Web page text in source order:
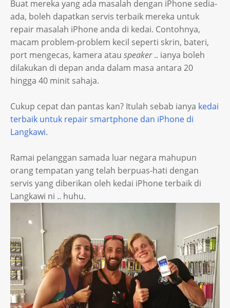
Buat mereka yang ada masalah dengan iPhone sedia-
ada, boleh dapatkan servis terbaik mereka untuk
repair masalah iPhone anda di kedai. Contohnya,
macam problem-problem kecil seperti skrin, bateri,
port mengecas, kamera atau speaker.. ianya boleh
dilakukan di depan anda dalam masa antara 20
hingga 40 minit sahaja.
Cukup cepat dan pantas kan? Itulah sebab ianya kedai
terbaik untuk repair smartphone dan iPhone di
Langkawi.
Ramai pelanggan samada luar negara mahupun
orang tempatan yang telah berpuas-hati dengan
servis yang diberikan oleh kedai iPhone terbaik di
Langkawi ni .. huhu.